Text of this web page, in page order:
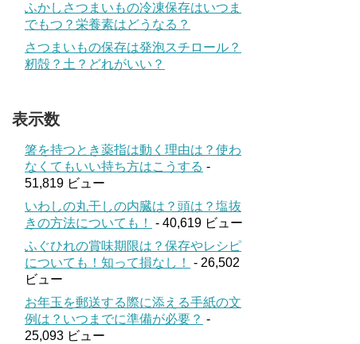
ふかしさつまいもの冷凍保存はいつま
でもつ？栄養素はどうなる？
さつまいもの保存は発泡スチロール？
籾殻？土？どれがいい？
表示数
箸を持つとき薬指は動く理由は？使わ
なくてもいい持ち方はこうする -
51,819 ビュー
いわしの丸干しの内臓は？頭は？塩抜
きの方法についても！
- 40,619 ビュー
ふぐひれの賞味期限は？保存やレシピ
についても！知って損なし！
- 26,502
ビュー
お年玉を郵送する際に添える手紙の文
例は？いつまでに準備が必要？ -
25,093 ビュー